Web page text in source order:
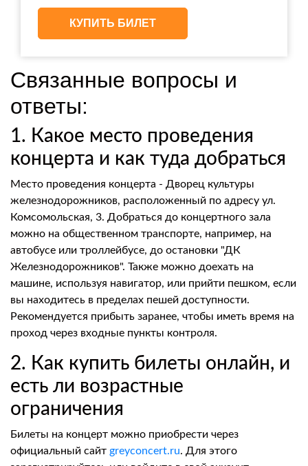
КУПИТЬ БИЛЕТ
Связанные вопросы и
ответы:
1. Какое место проведения
концерта и как туда добраться
Место проведения концерта - Дворец культуры
железнодорожников, расположенный по адресу ул.
Комсомольская, 3. Добраться до концертного зала
можно на общественном транспорте, например, на
автобусе или троллейбусе, до остановки "ДК
Железнодорожников". Также можно доехать на
машине, используя навигатор, или прийти пешком, если
вы находитесь в пределах пешей доступности.
Рекомендуется прибыть заранее, чтобы иметь время на
проход через входные пункты контроля.
2. Как купить билеты онлайн, и
есть ли возрастные
ограничения
Билеты на концерт можно приобрести через
официальный сайт greyconcert.ru. Для этого